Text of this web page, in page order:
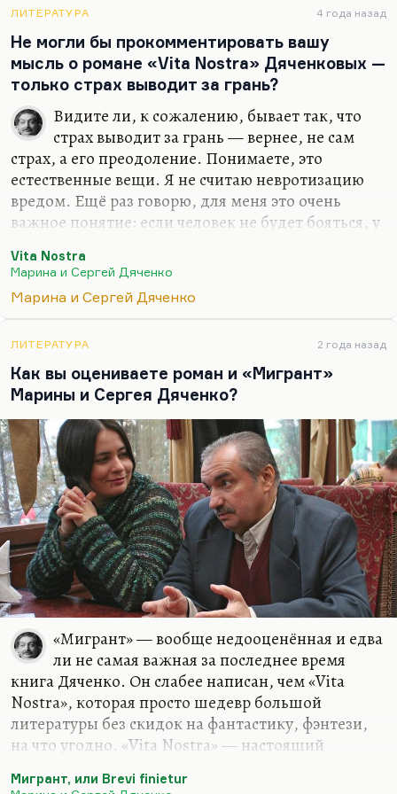
Знаете, как в «Руанском соборе» у Моне всё
обращено к такому уже настоящему
минимализму XX века, всё доходит до
абсолютного сокращения,…
ЛИТЕРАТУРА 4 года назад
Не могли бы прокомментировать вашу
мысль о романе «Vita Nostra» Дяченковых —
только страх выводит за грань?
Видите ли, к сожалению, бывает так, что
страх выводит за грань — вернее, не сам
страх, а его преодоление. Понимаете, это
естественные вещи. Я не считаю невротизацию
вредом. Ещё раз говорю, для меня это очень
важное понятие: если человек не будет бояться, у
не будет помнить о смерти, у него не будет
смысла жизни. «Что не имеет конца, не имеет
смысла»,— говорил Лотман. Поэтому, ничего не
Vita Nostra
Марина и Сергей Дяченко
Марина и Сергей Дяченко
ЛИТЕРАТУРА 2 года назад
Как вы оцениваете роман и «Мигрант»
Марины и Сергея Дяченко?
«Мигрант» — вообще недооценённая и едва
ли не самая важная за последнее время
книга Дяченко. Он слабее написан, чем «Vita
Nostra», которая просто шедевр большой
литературы без скидок на фантастику, фэнтези,
на что угодно. «Vita Nostra» — настоящий
неожиданно такой всплеск, который не только не
Мигрант, или Brevi finietur